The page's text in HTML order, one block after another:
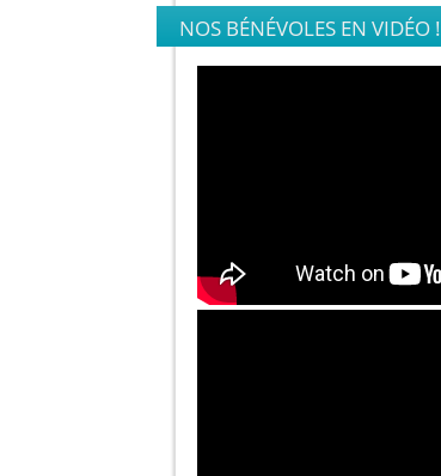
NOS BÉNÉVOLES EN VIDÉO !